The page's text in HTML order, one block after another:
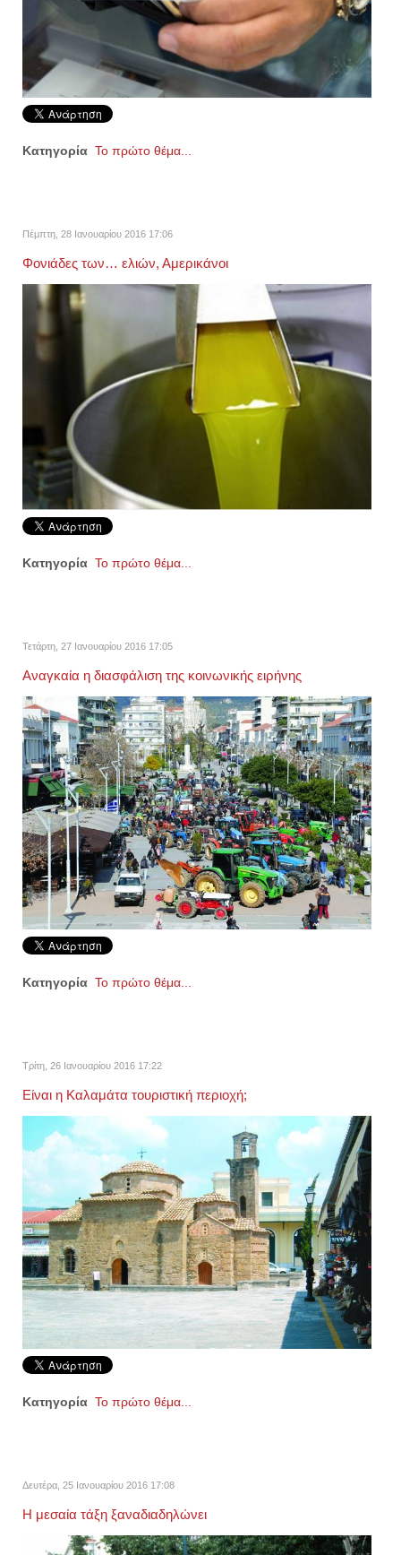
Κατηγορία Το πρώτο θέμα...
Πέμπτη, 28 Ιανουαρίου 2016 17:06
Φονιάδες των… ελιών, Αμερικάνοι
Κατηγορία Το πρώτο θέμα...
Τετάρτη, 27 Ιανουαρίου 2016 17:05
Αναγκαία η διασφάλιση της κοινωνικής ειρήνης
Κατηγορία Το πρώτο θέμα...
Τρίτη, 26 Ιανουαρίου 2016 17:22
Είναι η Καλαμάτα τουριστική περιοχή;
Κατηγορία Το πρώτο θέμα...
Δευτέρα, 25 Ιανουαρίου 2016 17:08
Η μεσαία τάξη ξαναδιαδηλώνει